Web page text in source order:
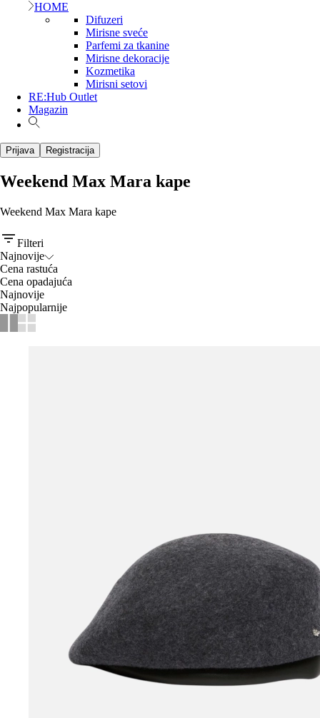
HOME
Difuzeri
Mirisne sveće
Parfemi za tkanine
Mirisne dekoracije
Kozmetika
Mirisni setovi
RE:Hub Outlet
Magazin
Prijava Registracija
Weekend Max Mara kape
Weekend Max Mara kape
Filteri
Najnovije
Cena rastuća
Cena opadajuća
Najnovije
Najpopularnije